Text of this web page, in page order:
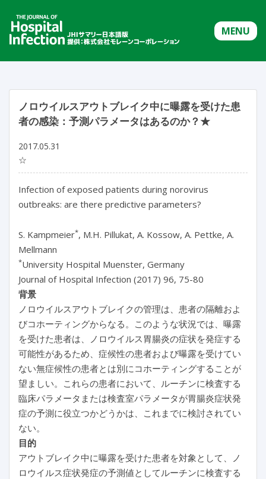
MENU
ノロウイルスアウトブレイク中に曝露を受けた患
者の感染：予測パラメータはあるのか？★
2017.05.31
☆
Infection of exposed patients during norovirus
outbreaks: are there predictive parameters?
S. Kampmeier*, M.H. Pillukat, A. Kossow, A. Pettke, A.
Mellmann
*University Hospital Muenster, Germany
Journal of Hospital Infection (2017) 96, 75-80
背景
ノロウイルスアウトブレイクの管理は、患者の隔離およ
びコホーティングからなる。このような状況では、曝露
を受けた患者は、ノロウイルス胃腸炎の症状を発症する
可能性があるため、症候性の患者および曝露を受けてい
ない無症候性の患者とは別にコホーティングすることが
望ましい。これらの患者において、ルーチンに検査する
臨床パラメータまたは検査室パラメータが胃腸炎症状発
症の予測に役立つかどうかは、これまでに検討されてい
ない。
目的
アウトブレイク中に曝露を受けた患者を対象として、ノ
ロウイルス症状発症の予測値としてルーチンに検査する